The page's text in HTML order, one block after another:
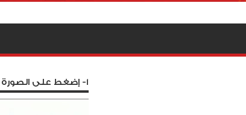
1- إضغط على الصورة للتفاصيل